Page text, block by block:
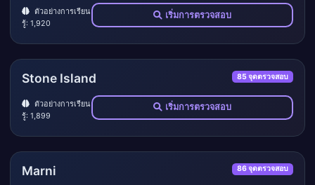
ตัวอย่างการเรียน
รู้: 1,920
เริ่มการตรวจสอบ
Stone Island 85 จุดตรวจสอบ
ตัวอย่างการเรียน
รู้: 1,899
เริ่มการตรวจสอบ
Marni 86 จุดตรวจสอบ